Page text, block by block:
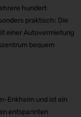
hundert
praktisch: Die
einer Autovermietung
bequem
Enkheim und ist ein
entspannten